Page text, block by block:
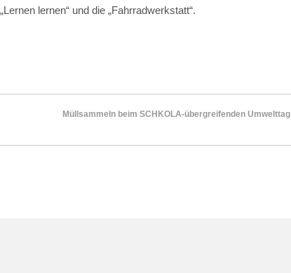
lernen“ und die „Fahrradwerkstatt“.
Müllsammeln beim SCHKOLA-übergreifenden Umwelttag